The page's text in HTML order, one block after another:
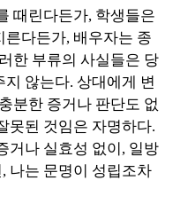
때린다든가, 학생들은
다든가, 배우자는 종
한 부류의 사실들은 당
않는다. 상대에게 변
분한 증거나 판단도 없
못된 것임은 자명하다.
거나 실효성 없이, 일방
나는 문명이 성립조차